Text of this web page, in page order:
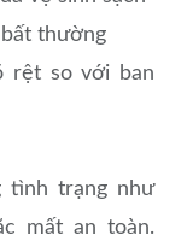
thường
rệt so với ban
tình trạng như
mất an toàn.